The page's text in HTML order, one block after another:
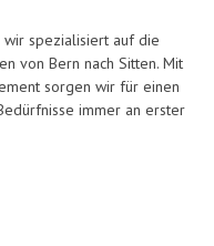
wir spezialisiert auf die
von Bern nach Sitten. Mit
sorgen wir für einen
immer an erster